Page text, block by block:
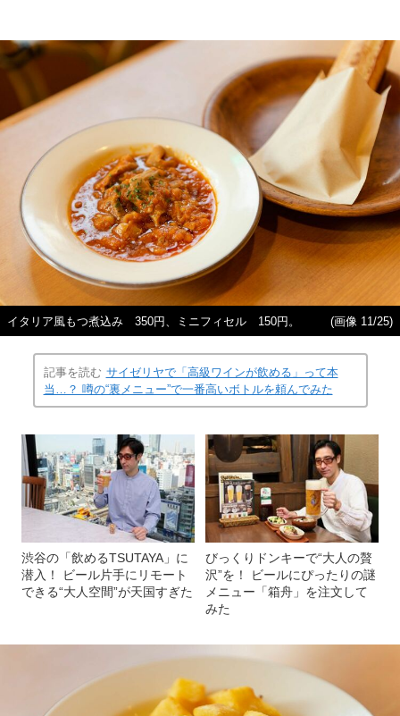
イタリア風もつ煮込み 350円、ミニフィセル 150円。 (画像 11/25)
記事を読む サイゼリヤで「高級ワインが飲める」って本
当…？ 噂の“裏メニュー”で一番高いボトルを頼んでみた
渋谷の「飲めるTSUTAYA」に
潜入！ ビール片手にリモート
できる“大人空間”が天国すぎた
びっくりドンキーで“大人の贅
沢”を！ ビールにぴったりの謎
メニュー「箱舟」を注文して
みた